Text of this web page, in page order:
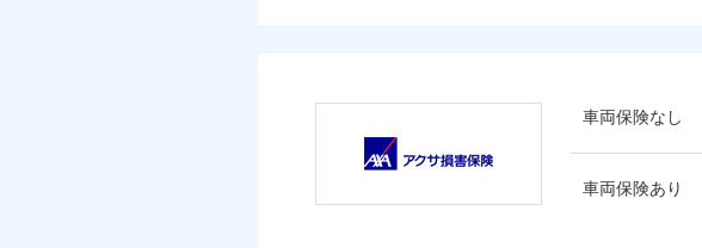
車両保険なし
車両保険あり